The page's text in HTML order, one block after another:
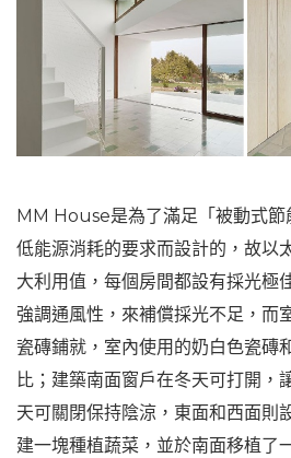
MM House是為了滿足「被動式節
低能源消耗的要求而設計的，故以
大利用值，每個房間都設有採光極
強調通風性，來補償採光不足，而
瓷磚鋪就，室內使用的奶白色瓷磚
比；建築南面窗戶在冬天可打開，
天可關閉保持陰涼，東面和西面則
建一塊種植蔬菜，並於南面移植了